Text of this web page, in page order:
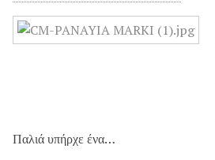
Παλιά υπήρχε ένα…